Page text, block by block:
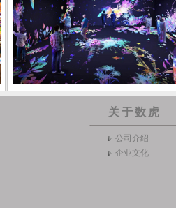
关于数虎
公司介绍
企业文化